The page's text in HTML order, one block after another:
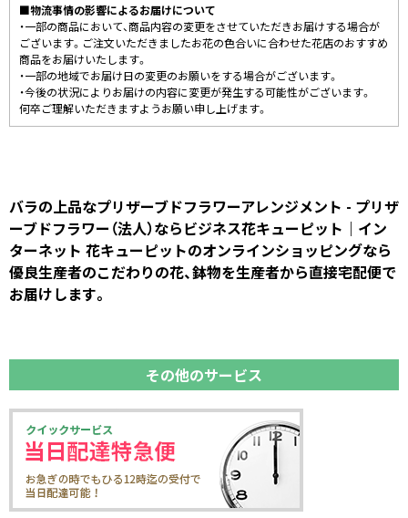
■物流事情の影響によるお届けについて
・一部の商品において、商品内容の変更をさせていただきお届けする場合が
ございます。ご注文いただきましたお花の色合いに合わせた花店のおすすめ
商品をお届けいたします。
・一部の地域でお届け日の変更のお願いをする場合がございます。
・今後の状況によりお届けの内容に変更が発生する可能性がございます。
何卒ご理解いただきますようお願い申し上げます。
バラの上品なプリザーブドフラワーアレンジメント - プリザ
ーブドフラワー（法人）ならビジネス花キューピット｜イン
ターネット 花キューピットのオンラインショッピングなら
優良生産者のこだわりの花、鉢物を生産者から直接宅配便で
お届けします。
その他のサービス